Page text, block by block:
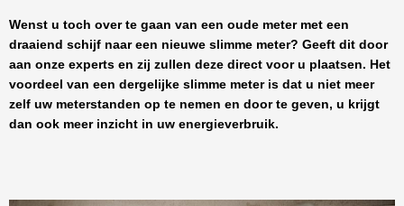
Wenst u toch over te gaan van een oude meter met een
draaiend schijf naar een nieuwe slimme meter? Geeft dit door
aan onze experts en zij zullen deze direct voor u plaatsen. Het
voordeel van een dergelijke slimme meter is dat u niet meer
zelf uw meterstanden op te nemen en door te geven, u krijgt
dan ook meer inzicht in uw energieverbruik.